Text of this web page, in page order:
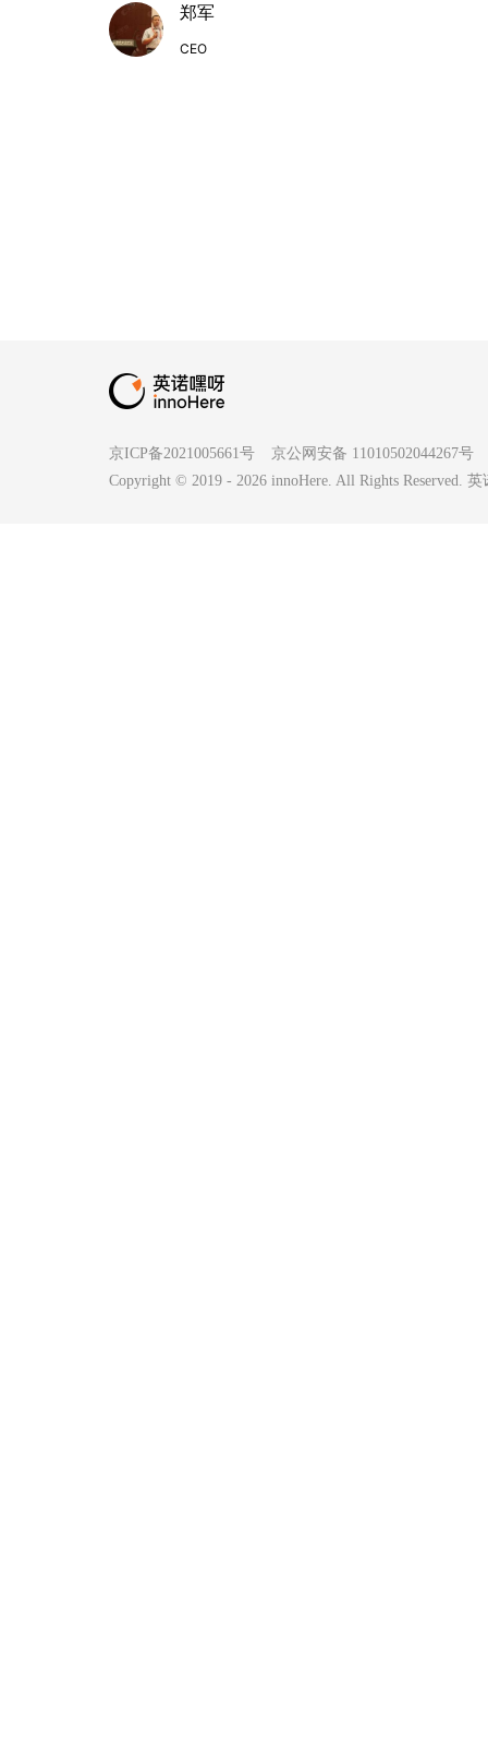
郑军
CEO
京ICP备2021005661号
京公网安备 11010502044267号
Copyright © 2019 - 2026 innoHere. All Rights Reserved.